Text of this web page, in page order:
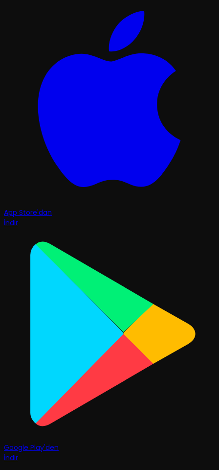
App Store'dan
İndir
Google Play'den
İndir